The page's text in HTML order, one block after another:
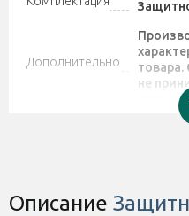
Дополнительно
товара.
не
этих
Описание